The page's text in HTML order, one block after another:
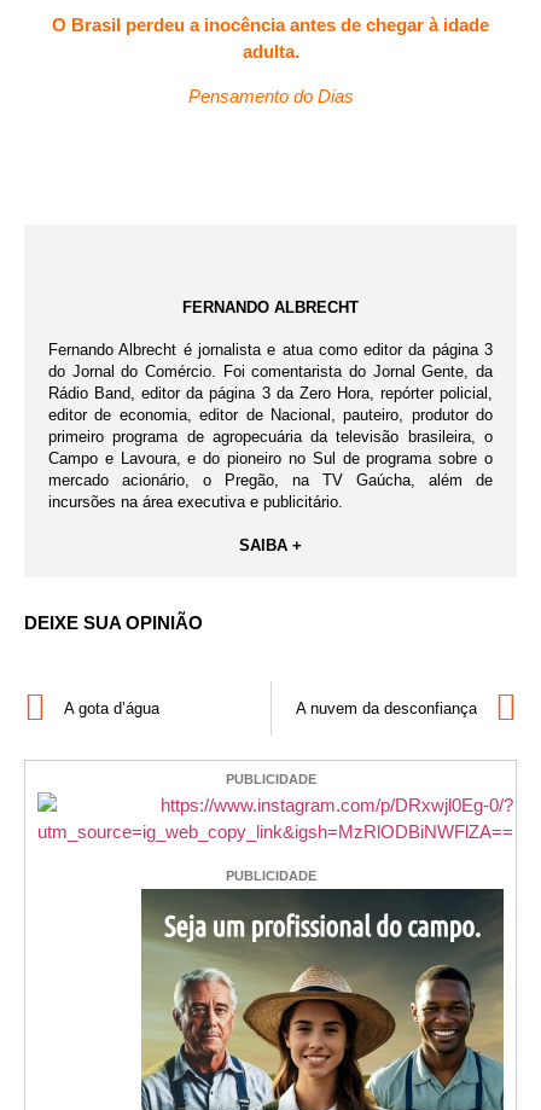
O Brasil perdeu a inocência antes de chegar à idade
adulta.
Pensamento do Dias
FERNANDO ALBRECHT
Fernando Albrecht é jornalista e atua como editor da página 3
do Jornal do Comércio. Foi comentarista do Jornal Gente, da
Rádio Band, editor da página 3 da Zero Hora, repórter policial,
editor de economia, editor de Nacional, pauteiro, produtor do
primeiro programa de agropecuária da televisão brasileira, o
Campo e Lavoura, e do pioneiro no Sul de programa sobre o
mercado acionário, o Pregão, na TV Gaúcha, além de
incursões na área executiva e publicitário.
SAIBA +
DEIXE SUA OPINIÃO
A gota d’água A nuvem da desconfiança
PUBLICIDADE
PUBLICIDADE